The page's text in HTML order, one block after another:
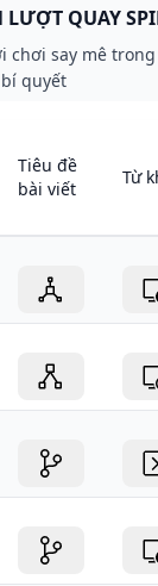
LƯỢT QUAY
GIỎI - U
chơi say mê
quyết
Tiêu đề
bài viết
Từ